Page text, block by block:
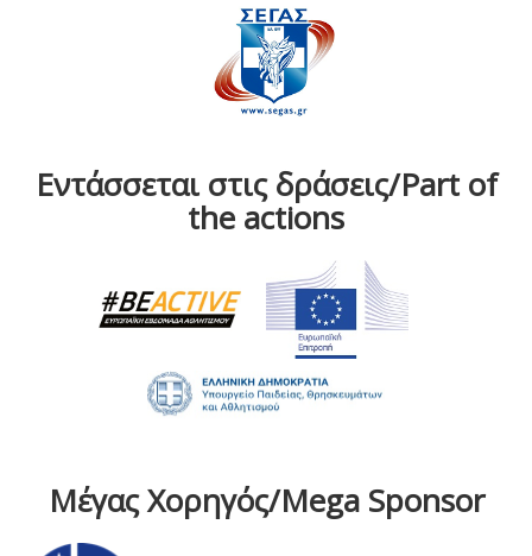
Εντάσσεται στις δράσεις/Part of
the actions
Μέγας Χορηγός/Mega Sponsor